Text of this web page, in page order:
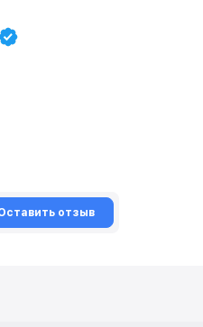
отзыв